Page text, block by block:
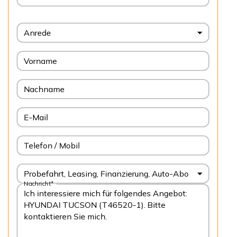
Anrede
Vorname
Nachname
E-Mail
Telefon / Mobil
Probefahrt, Leasing, Finanzierung, Auto-Abo
Nachricht*